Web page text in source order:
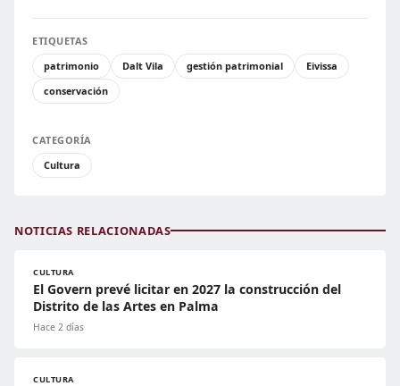
ETIQUETAS
patrimonio
Dalt Vila gestión patrimonial
Eivissa
conservación
CATEGORÍA
Cultura
NOTICIAS RELACIONADAS
CULTURA
El Govern prevé licitar en 2027 la construcción del
Distrito de las Artes en Palma
Hace 2 días
CULTURA